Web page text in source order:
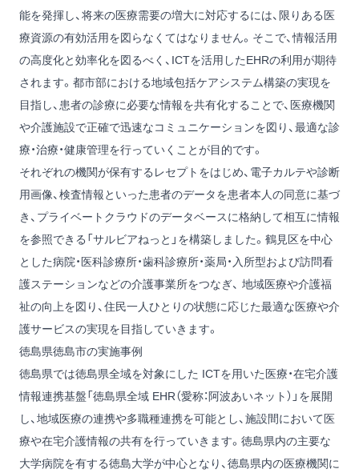
能を発揮し、将来の医療需要の増大に対応するには、限りある医
療資源の有効活用を図らなくてはなりません。そこで、情報活用
の高度化と効率化を図るべく、ICTを活用したEHRの利用が期待
されます。都市部における地域包括ケアシステム構築の実現を
目指し、患者の診療に必要な情報を共有化することで、医療機関
や介護施設で正確で迅速なコミュニケーションを図り、最適な診
療・治療・健康管理を行っていくことが目的です。
それぞれの機関が保有するレセプトをはじめ、電子カルテや診断
用画像、検査情報といった患者のデータを患者本人の同意に基づ
き、プライベートクラウドのデータベースに格納して相互に情報
を参照できる「サルビアねっと」を構築しました。鶴見区を中心
とした病院・医科診療所・歯科診療所・薬局・入所型および訪問看
護ステーションなどの介護事業所をつなぎ、 地域医療や介護福
祉の向上を図り、住民一人ひとりの状態に応じた最適な医療や介
護サービスの実現を目指していきます。
徳島県徳島市の実施事例
徳島県では徳島県全域を対象にした ICTを用いた医療・在宅介護
情報連携基盤「徳島県全域 EHR（愛称：阿波あいネット）」を展開
し、地域医療の連携や多職種連携を可能とし、施設間において医
療や在宅介護情報の共有を行っていきます。徳島県内の主要な
大学病院を有する徳島大学が中心となり、徳島県内の医療機関に